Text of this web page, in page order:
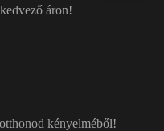
áron!
kényelméből!